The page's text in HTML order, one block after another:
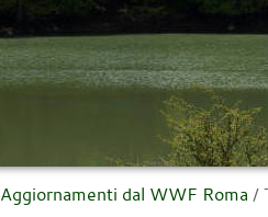
Aggiornamenti dal WWF Roma /